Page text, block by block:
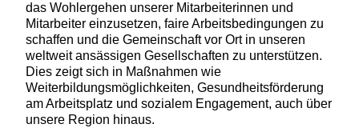
das Wohlergehen unserer Mitarbeiterinnen und
Mitarbeiter einzusetzen, faire Arbeitsbedingungen zu
schaffen und die Gemeinschaft vor Ort in unseren
weltweit ansässigen Gesellschaften zu unterstützen.
Dies zeigt sich in Maßnahmen wie
Weiterbildungsmöglichkeiten, Gesundheitsförderung
am Arbeitsplatz und sozialem Engagement, auch über
unsere Region hinaus.